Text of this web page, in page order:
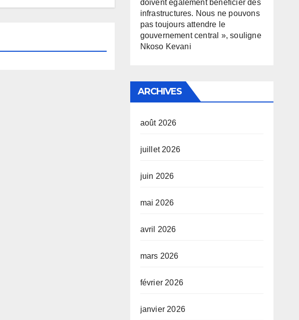
doivent également bénéficier des
infrastructures. Nous ne pouvons
pas toujours attendre le
gouvernement central », souligne
Nkoso Kevani
ARCHIVES
août 2026
juillet 2026
juin 2026
mai 2026
avril 2026
mars 2026
février 2026
janvier 2026